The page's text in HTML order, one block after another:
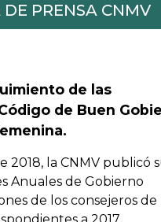
DE PRENSA CNMV
de las
de Buen
2018, la CNMV publicó
Anuales de Gobierno
de los consejeros de